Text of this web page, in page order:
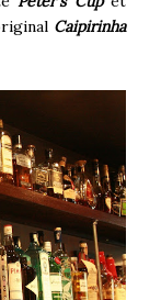
Caipirinha